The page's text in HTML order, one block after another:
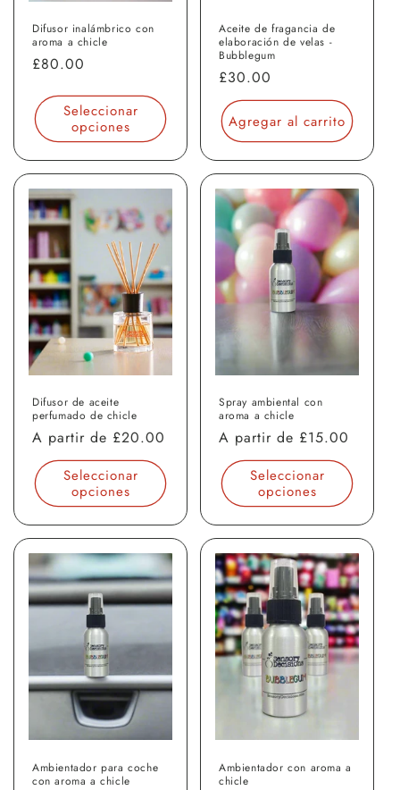
Difusor inalámbrico con
aroma a chicle
Precio
£80.00
Seleccionar
opciones
Aceite de fragancia de
elaboración de velas -
Bubblegum
Precio
habitual
£30.00
Agregar al carrito
Difusor de aceite
perfumado de chicle
Precio
habitual
A partir de £20.00
Seleccionar
opciones
Spray ambiental con
aroma a chicle
Precio
habitual
A partir de £15.00
Seleccionar
opciones
Ambientador para coche
con aroma a chicle
Ambientador con aroma a
chicle